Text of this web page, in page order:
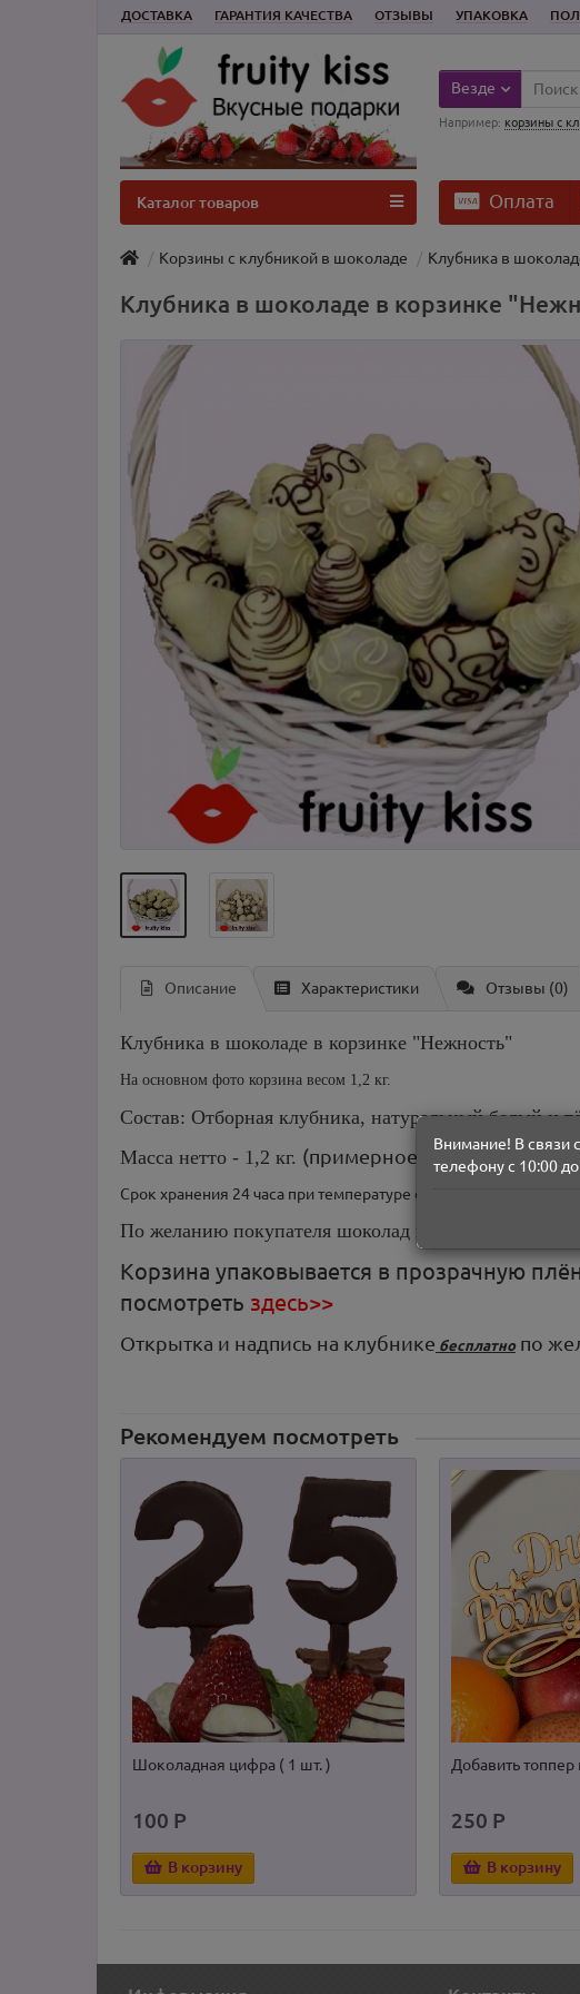
ДОСТАВКА ГАРАНТИЯ КАЧЕСТВА ОТЗЫВЫ УПАКОВКА
Везде
Например: корзины с
Оплата
Каталог товаров
Корзины с клубникой в шоколаде Клубника в
Клубника в шоколаде в корзинке
Описание Характеристики Отзывы (0)
Клубника в шоколаде в корзинке "Нежность"
На основном фото корзина весом 1,2 кг.
Состав: Отборная клубника, натуральный белый и
Масса нетто - 1,2 кг. (примерное ко-во ягод - 50
Срок хранения 24 часа при температуре от +2 до +6
По желанию покупателя шоколад и шоколадные
Корзина упаковывается в прозрачную
посмотреть здесь>>
Открытка и надпись на клубнике бесплатнопо
Рекомендуем посмотреть
Шоколадная цифра ( 1 шт. )
100 Р
В корзину
Добавить топпер
250 Р
В корзину
Внимание! В связи
телефону с 10:00